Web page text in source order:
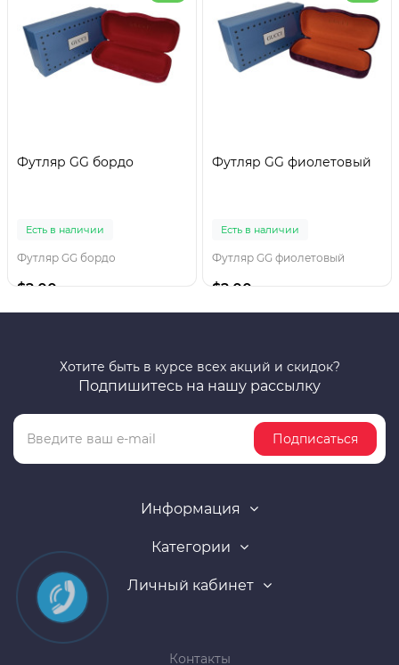
Футляр GG бордо
Есть в наличии
Футляр GG бордо
$2.00
Футляр GG фиолетовый
Есть в наличии
Футляр GG фиолетовый
$2.00
Хотите быть в курсе всех акций и скидок?
Подпишитесь на нашу рассылку
Подписаться
Информация
Категории
Личный кабинет
Контакты